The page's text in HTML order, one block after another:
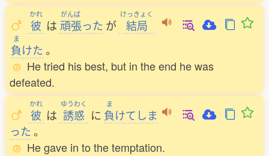
かれ
彼 は
がんば
頑張った が
けっきょく
結局
ま
負けた。
He tried his best, but in the end he was
defeated.
かれ
彼 は
ゆうわく
誘惑 に
ま
負けてしま
った。
He gave in to the temptation.